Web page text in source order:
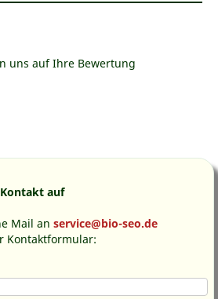
uns auf Ihre Bewertung
auf
Mail an service@bio-seo.de
Kontaktformular: